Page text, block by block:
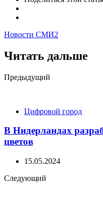
Новости СМИ2
Читать дальше
Post
Предыдущий
Цифровой город
В Нидерландах
цветов
15.05.2024
Следующий